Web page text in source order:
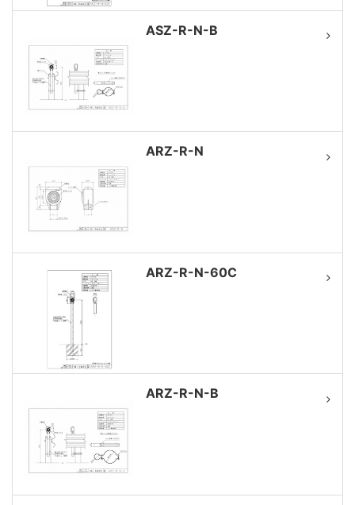
ASZ-R-N-B
ARZ-R-N
ARZ-R-N-60C
ARZ-R-N-B